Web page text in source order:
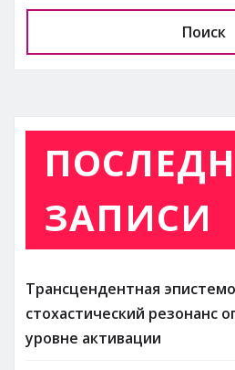
Поиск
ЗАПИСИ
Трансцендентная
стохастический резонанс
уровне активации